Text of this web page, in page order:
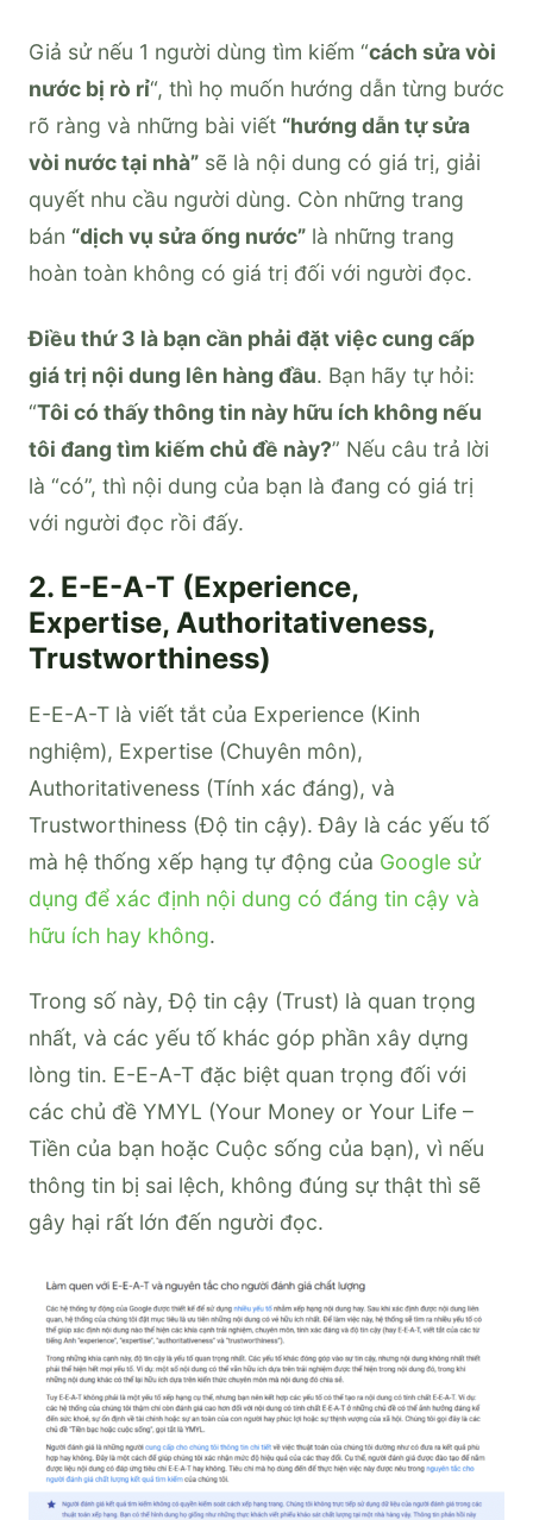
Giả sử nếu 1 người dùng tìm kiếm “cách sửa vòi
nước bị rò rỉ“, thì họ muốn hướng dẫn từng bước
rõ ràng và những bài viết “hướng dẫn tự sửa
vòi nước tại nhà” sẽ là nội dung có giá trị, giải
quyết nhu cầu người dùng. Còn những trang
bán “dịch vụ sửa ống nước” là những trang
hoàn toàn không có giá trị đối với người đọc.
Điều thứ 3 là bạn cần phải đặt việc cung cấp
giá trị nội dung lên hàng đầu. Bạn hãy tự hỏi:
“Tôi có thấy thông tin này hữu ích không nếu
tôi đang tìm kiếm chủ đề này?” Nếu câu trả lời
là “có”, thì nội dung của bạn là đang có giá trị
với người đọc rồi đấy.
2. E-E-A-T (Experience,
Expertise, Authoritativeness,
Trustworthiness)
E-E-A-T là viết tắt của Experience (Kinh
nghiệm), Expertise (Chuyên môn),
Authoritativeness (Tính xác đáng), và
Trustworthiness (Độ tin cậy). Đây là các yếu tố
mà hệ thống xếp hạng tự động của Google sử
dụng để xác định nội dung có đáng tin cậy và
hữu ích hay không.
Trong số này, Độ tin cậy (Trust) là quan trọng
nhất, và các yếu tố khác góp phần xây dựng
lòng tin. E-E-A-T đặc biệt quan trọng đối với
các chủ đề YMYL (Your Money or Your Life –
Tiền của bạn hoặc Cuộc sống của bạn), vì nếu
thông tin bị sai lệch, không đúng sự thật thì sẽ
gây hại rất lớn đến người đọc.